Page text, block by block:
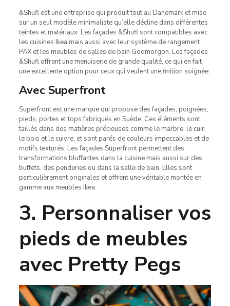
&Shufl est une entreprise qui produit tout au Danemark et mise
sur un seul modèle minimaliste qu’elle décline dans différentes
teintes et matériaux. Les façades &Shufl sont compatibles avec
les cuisines Ikea mais aussi avec leur système de rangement
PAX et les meubles de salles de bain Godmorgon. Les façades
&Shufl offrent une menuiserie de grande qualité, ce qui en fait
une excellente option pour ceux qui veulent une finition soignée.
Avec Superfront
Superfront est une marque qui propose des façades, poignées,
pieds, portes et tops fabriqués en Suède. Ces éléments sont
taillés dans des matières précieuses comme le marbre, le cuir,
le bois et le cuivre, et sont parés de couleurs impeccables et de
motifs texturés. Les façades Superfront permettent des
transformations bluffantes dans la cuisine mais aussi sur des
buffets, des penderies ou dans la salle de bain. Elles sont
particulièrement originales et offrent une véritable montée en
gamme aux meubles Ikea.
3. Personnaliser vos
pieds de meubles
avec Pretty Pegs